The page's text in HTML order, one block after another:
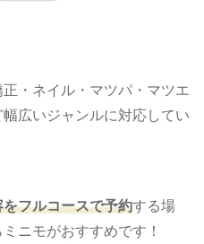
・ネイル・マツパ・マツエ
広いジャンルに対応してい
をフルコースで予約する場
ニモがおすすめです！